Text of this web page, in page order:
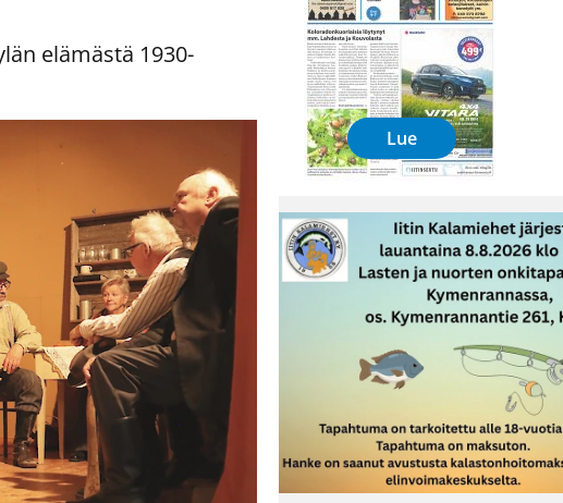
elämästä 1930-
Lue